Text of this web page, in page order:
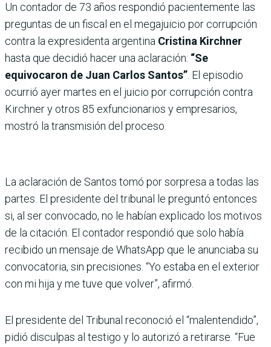
Un contador de 73 años respondió pacientemente las
preguntas de un fiscal en el megajuicio por corrupción
contra la expresidenta argentina Cristina Kirchner
hasta que decidió hacer una aclaración: “Se
equivocaron de Juan Carlos Santos”. El episodio
ocurrió ayer martes en el juicio por corrupción contra
Kirchner y otros 85 exfuncionarios y empresarios,
mostró la transmisión del proceso.
La aclaración de Santos tomó por sorpresa a todas las
partes. El presidente del tribunal le preguntó entonces
si, al ser convocado, no le habían explicado los motivos
de la citación. El contador respondió que solo había
recibido un mensaje de WhatsApp que le anunciaba su
convocatoria, sin precisiones. “Yo estaba en el exterior
con mi hija y me tuve que volver”, afirmó.
El presidente del Tribunal reconoció el “malentendido”,
pidió disculpas al testigo y lo autorizó a retirarse. “Fue